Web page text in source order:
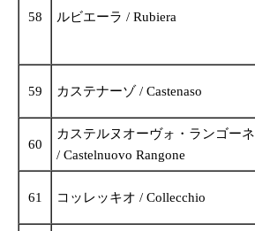
58 ルビエーラ / Rubiera
59 カステナーゾ / Castenaso
60
カステルヌオーヴォ・ランゴーネ
/ Castelnuovo Rangone
61 コッレッキオ / Collecchio